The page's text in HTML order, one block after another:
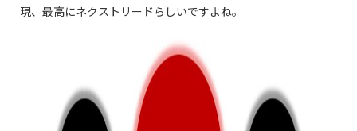
現、最高にネクストリードらしいですよね。